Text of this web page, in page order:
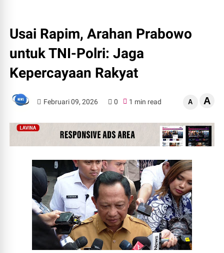
Usai Rapim, Arahan Prabowo
untuk TNI-Polri: Jaga
Kepercayaan Rakyat
Februari 09, 2026 0 1 min read A A